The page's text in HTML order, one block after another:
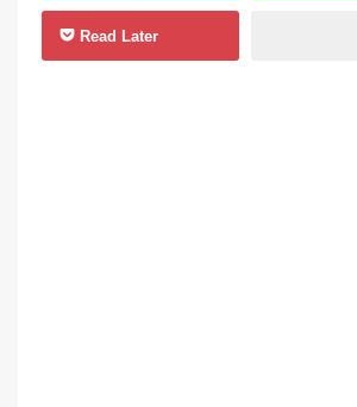
Read Later